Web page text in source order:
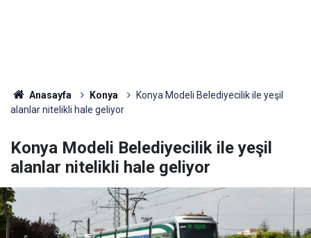
Anasayfa Konya
Konya Modeli Belediyecilik ile yeşil
alanlar nitelikli hale geliyor
Konya Modeli Belediyecilik ile yeşil
alanlar nitelikli hale geliyor